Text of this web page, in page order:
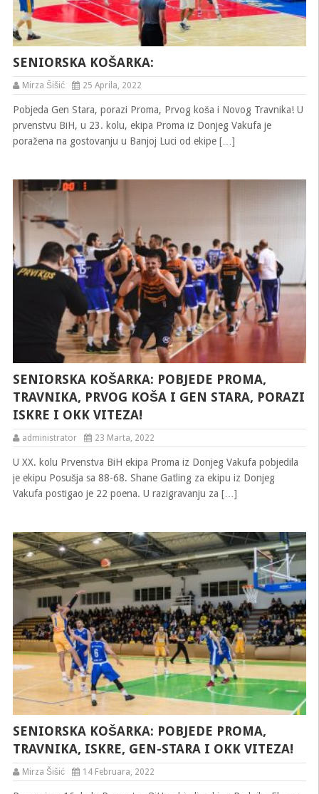
SENIORSKA KOŠARKA:
Mirza Šišić 25 Aprila, 2022
Pobjeda Gen Stara, porazi Proma, Prvog koša i Novog Travnika! U
prvenstvu BiH, u 23. kolu, ekipa Proma iz Donjeg Vakufa je
poražena na gostovanju u Banjoj Luci od ekipe […]
SENIORSKA KOŠARKA: POBJEDE PROMA,
TRAVNIKA, PRVOG KOŠA I GEN STARA, PORAZI
ISKRE I OKK VITEZA!
administrator 23 Marta, 2022
U XX. kolu Prvenstva BiH ekipa Proma iz Donjeg Vakufa pobjedila
je ekipu Posušja sa 88-68. Shane Gatling za ekipu iz Donjeg
Vakufa postigao je 22 poena. U razigravanju za […]
SENIORSKA KOŠARKA: POBJEDE PROMA,
TRAVNIKA, ISKRE, GEN-STARA I OKK VITEZA!
Mirza Šišić 14 Februara, 2022